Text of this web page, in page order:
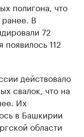
полигона, что
В
72
112
действовало
свалок, что на
Их
в Башкирии
области